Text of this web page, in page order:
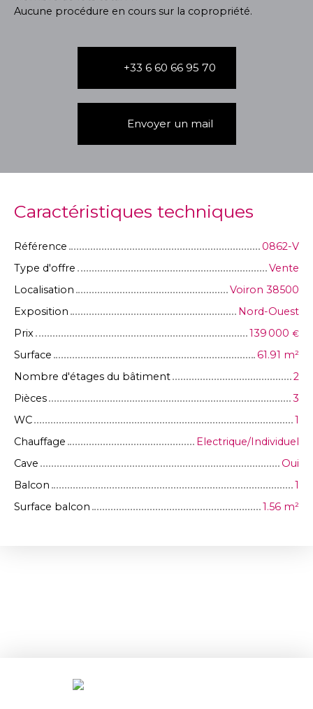
Aucune procédure en cours sur la copropriété.
+33 6 60 66 95 70
Envoyer un mail
Caractéristiques techniques
Référence
0862-V
Type d'offre
Vente
Localisation
Voiron 38500
Exposition
Nord-Ouest
Prix
139 000 €
Surface 61.91 m²
Nombre d'étages du bâtiment
2
Pièces
3
WC
1
Chauffage
Electrique/Individuel
Cave
Oui
Balcon
1
Surface balcon
1.56 m²